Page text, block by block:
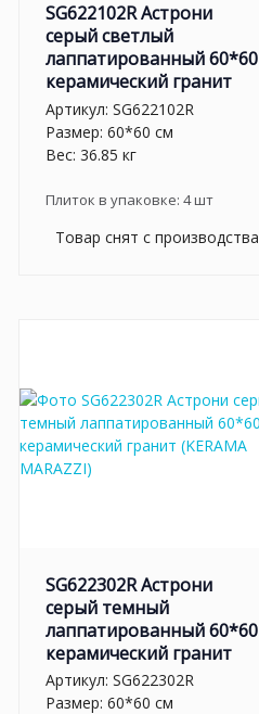
SG622102R Астрони
серый светлый
лаппатированный 60*60
керамический гранит
Артикул: SG622102R
Размер: 60*60 см
Вес: 36.85 кг
Плиток в упаковке: 4шт
Товар снят с производства
SG622302R Астрони
серый темный
лаппатированный 60*60
керамический гранит
Артикул: SG622302R
Размер: 60*60 см